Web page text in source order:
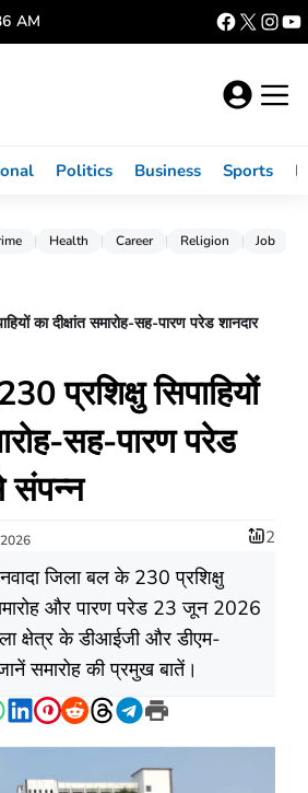
AM
Politics Business Sports
Health Career Religion Job
का दीक्षांत समारोह-सह-पारण परेड शानदार
प्रशिक्षु सिपाहियों
सह-पारण परेड
संपन्न
2
जिला बल के 230 प्रशिक्षु
समारोह और पारण परेड 23 जून 2026
क्षेत्र के डीआईजी और डीएम-
समारोह की प्रमुख बातें।
LinkedIn
Pinterest
RedditThreads
Telegram
Print